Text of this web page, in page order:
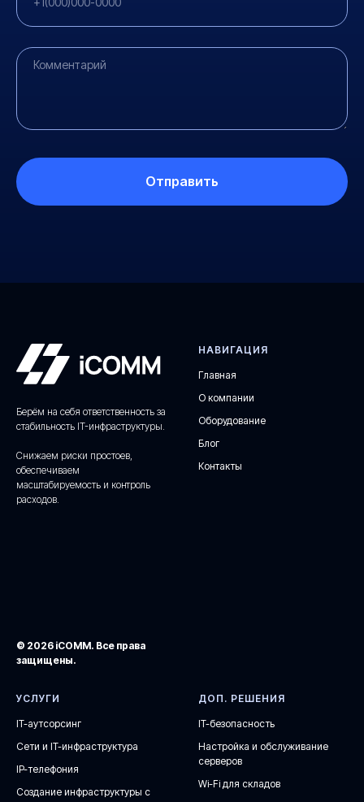
Отправить
Берём на себя ответственность за
стабильность IT-инфраструктуры.
Снижаем риски простоев,
обеспечиваем
масштабируемость и контроль
расходов.
© 2026 iCOMM. Все права
защищены.
НАВИГАЦИЯ
Главная
О компании
Оборудование
Блог
Контакты
УСЛУГИ
IT-аутсорсинг
Сети и IT-инфраструктура
IP-телефония
Создание инфраструктуры с
ДОП. РЕШЕНИЯ
IT-безопасность
Настройка и обслуживание
серверов
Wi-Fi для складов